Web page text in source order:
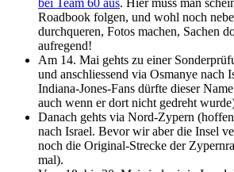
Roadbook folgen, und wohl noch
durchqueren, Fotos machen, Sachen
aufregend!
Am 14. Mai gehts zu einer
und anschliessend via Osmanye nach
Indiana-Jones-Fans dürfte dieser
auch wenn er dort nicht gedreht
Danach gehts via Nord-Zypern
nach Israel. Bevor wir aber die Insel
noch die Original-Strecke der
mal).